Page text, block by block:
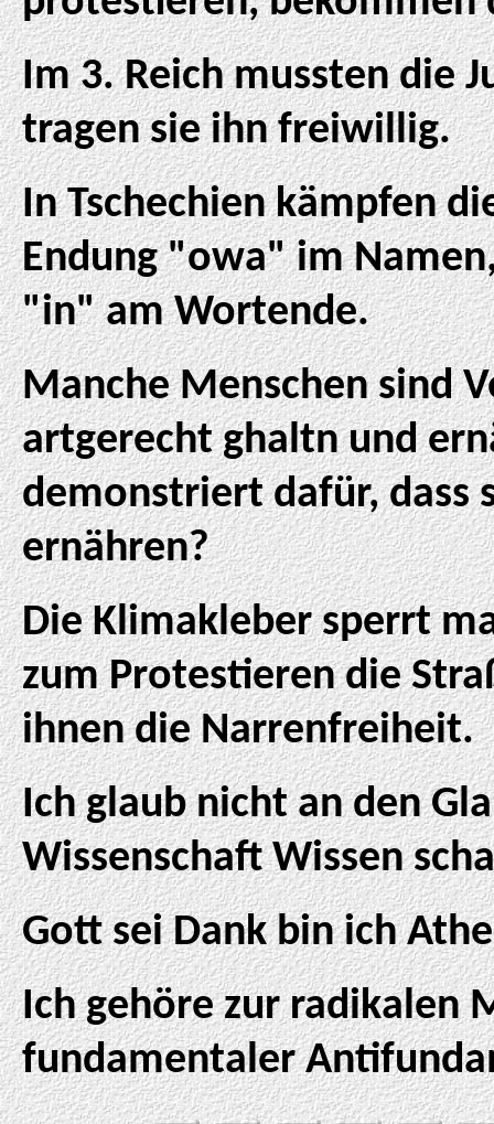
Im 3. Reich mussten die
tragen sie ihn freiwillig.
In Tschechien kämpfen
Endung "owa" im
"in" am Wortende.
Manche Menschen sind
artgerecht ghaltn und
demonstriert dafür, dass
ernähren?
Die Klimakleber sperrt
zum Protestieren die
ihnen die Narrenfreiheit.
Ich glaub nicht an den
Wissenschaft Wissen
Gott sei Dank bin ich
Ich gehöre zur radikalen
fundamentaler